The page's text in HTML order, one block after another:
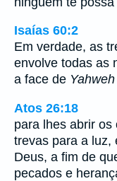
Isaías 60:2
Em verdade, as
envolve todas as
a face de Yahweh
Atos 26:18
para lhes abrir
trevas para a luz,
Deus, a fim de
pecados e